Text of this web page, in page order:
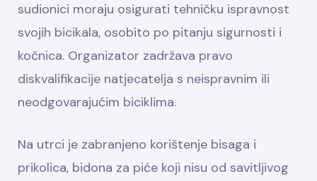
sudionici moraju osigurati tehničku ispravnost
svojih bicikala, osobito po pitanju sigurnosti i
kočnica. Organizator zadržava pravo
diskvalifikacije natjecatelja s neispravnim ili
neodgovarajućim biciklima.
Na utrci je zabranjeno korištenje bisaga i
prikolica, bidona za piće koji nisu od savitljivog